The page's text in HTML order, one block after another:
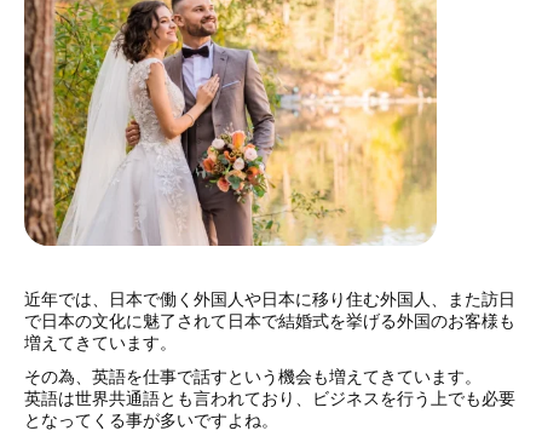
近年では、日本で働く外国人や日本に移り住む外国人、また訪日
で日本の文化に魅了されて日本で結婚式を挙げる外国のお客様も
増えてきています。
その為、英語を仕事で話すという機会も増えてきています。
英語は世界共通語とも言われており、ビジネスを行う上でも必要
となってくる事が多いですよね。